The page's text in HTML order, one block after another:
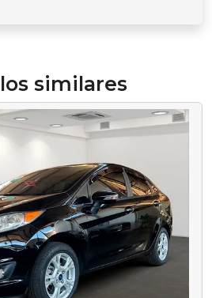
similares